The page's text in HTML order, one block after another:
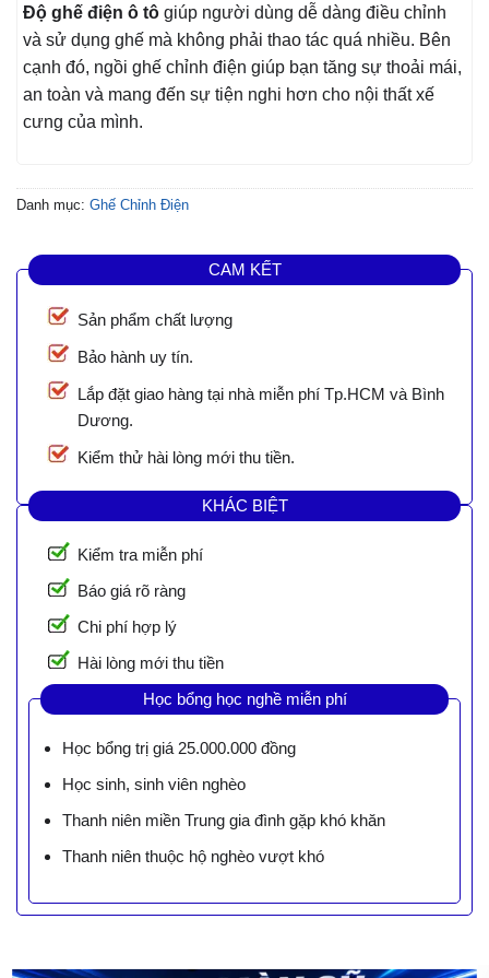
Độ ghế điện ô tô giúp người dùng dễ dàng điều chỉnh
và sử dụng ghế mà không phải thao tác quá nhiều. Bên
cạnh đó, ngồi ghế chỉnh điện giúp bạn tăng sự thoải mái,
an toàn và mang đến sự tiện nghi hơn cho nội thất xế
cưng của mình.
Danh mục: Ghế Chỉnh Điện
CAM KẾT
Sản phẩm chất lượng
Bảo hành uy tín.
Lắp đặt giao hàng tại nhà miễn phí Tp.HCM và Bình
Dương.
Kiểm thử hài lòng mới thu tiền.
KHÁC BIỆT
Kiểm tra miễn phí
Báo giá rõ ràng
Chi phí hợp lý
Hài lòng mới thu tiền
Học bổng học nghề miễn phí
Học bổng trị giá 25.000.000 đồng
Học sinh, sinh viên nghèo
Thanh niên miền Trung gia đình gặp khó khăn
Thanh niên thuộc hộ nghèo vượt khó